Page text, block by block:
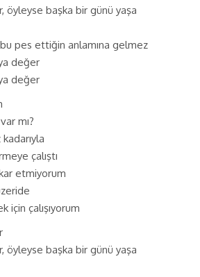
öyleyse başka bir günü yaşa
pes ettiğin anlamına gelmez
değer
değer
mı?
çalıştı
etmiyorum
için çalışıyorum
öyleyse başka bir günü yaşa